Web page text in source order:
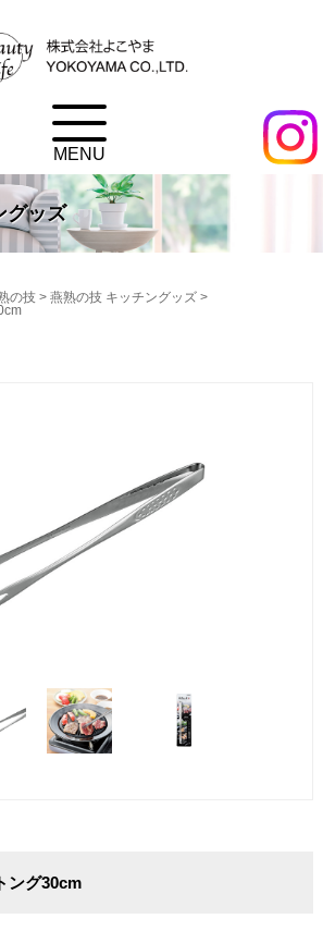
グッズ
の技> 燕熟の技 キッチングッズ>
ング30cm